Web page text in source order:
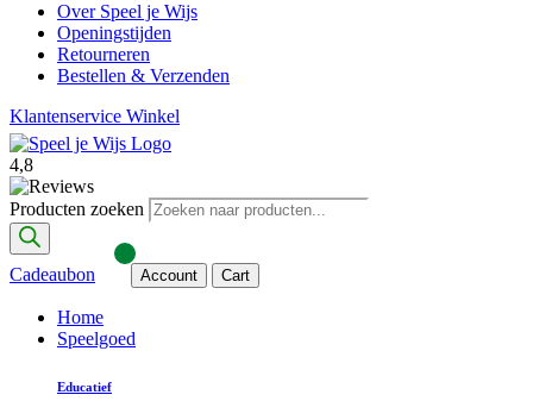
Over Speel je Wijs
Openingstijden
Retourneren
Bestellen & Verzenden
Klantenservice Winkel
4,8
Producten zoeken
Cadeaubon Account Cart
Home
Speelgoed
Educatief